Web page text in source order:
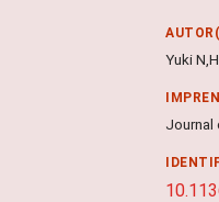
Yuki
Journal